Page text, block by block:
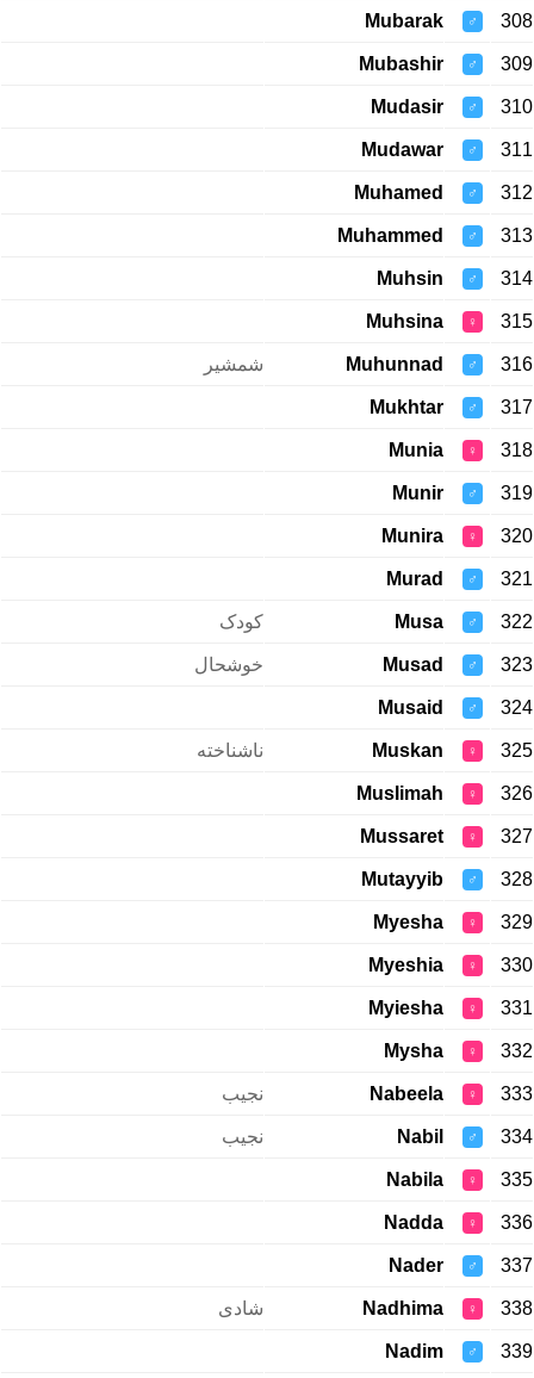
308
♂
Mubarak
309
♂
Mubashir
310
♂
Mudasir
311
♂
Mudawar
312
♂
Muhamed
313
♂
Muhammed
314
♂
Muhsin
315
♀
Muhsina
316
♂
Muhunnad شمشیر
317
♂
Mukhtar
318
♀
Munia
319
♂
Munir
320
♀
Munira
321
♂
Murad
322
♂
Musa کودک
323
♂
Musad خوشحال
324
♂
Musaid
325
♀
Muskan ناشناخته
326
♀
Muslimah
327
♀
Mussaret
328
♂
Mutayyib
329
♀
Myesha
330
♀
Myeshia
331
♀
Myiesha
332
♀
Mysha
333
♀
Nabeela نجیب
334
♂
Nabil نجیب
335
♀
Nabila
336
♀
Nadda
337
♂
Nader
338
♀
Nadhima شادی
339
♂
Nadim